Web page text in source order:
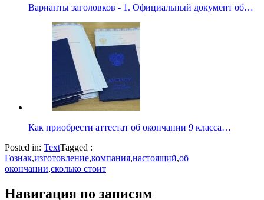
Варианты заголовков - 1. Официальный документ об…
Как приобрести аттестат об окончании 9 класса…
Posted in: TextTagged :
Гознак,изготовление,компания,настоящий,об
окончании,сколько стоит
Навигация по записям